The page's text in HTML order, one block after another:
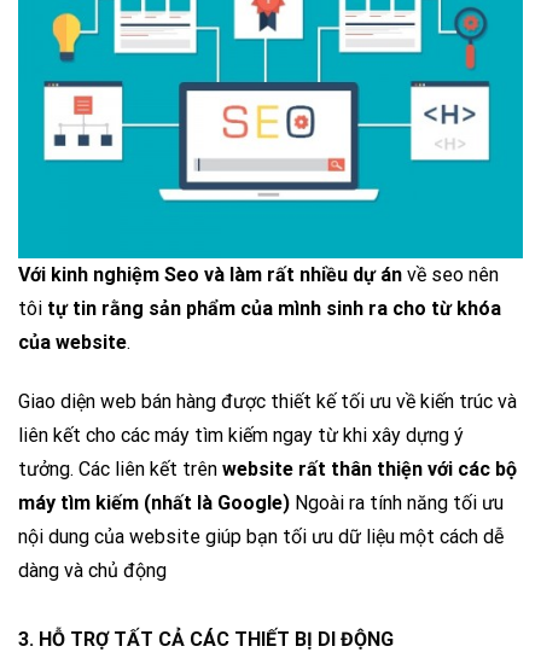
Với kinh nghiệm Seo và làm rất nhiều dự án về seo nên
tôi tự tin rằng sản phẩm của mình sinh ra cho từ khóa
của website.
Giao diện web bán hàng được thiết kế tối ưu về kiến trúc và
liên kết cho các máy tìm kiếm ngay từ khi xây dựng ý
tưởng. Các liên kết trên website rất thân thiện với các bộ
máy tìm kiếm (nhất là Google) Ngoài ra tính năng tối ưu
nội dung của website giúp bạn tối ưu dữ liệu một cách dễ
dàng và chủ động
3. HỖ TRỢ TẤT CẢ CÁC THIẾT BỊ DI ĐỘNG